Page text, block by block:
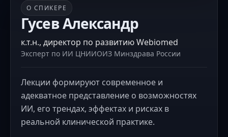
О СПИКЕРЕ
Ликутов Алексей
Александрович
К.м.н., Руководитель отдела эндоскопической
колопроктологии имени А.Н. Рыжих»
Минздрава России
ФГБУ «НМИЦ колопроктологии имени А.Н. Рыжих»
Минздрава России